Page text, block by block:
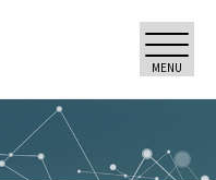
MENU